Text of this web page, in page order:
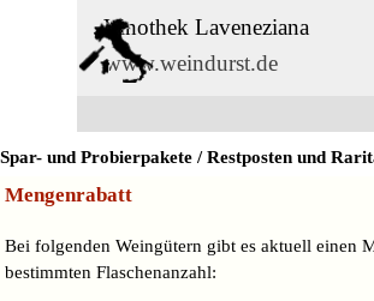
Vinothek Laveneziana
www.weindurst.de
Spar- und Probierpakete / Restposten und
Mengenrabatt
Bei folgenden Weingütern gibt es aktuell einen
bestimmten Flaschenanzahl: